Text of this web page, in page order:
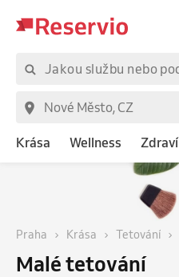
Krása Wellness Zdraví
Praha Krása Tetování
Malé tetování